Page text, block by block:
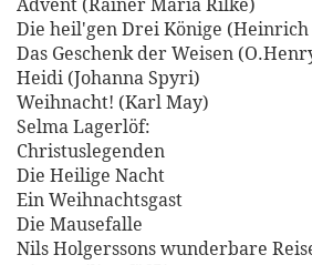
Advent (Rainer Maria Rilke)
Die heil'gen Drei Könige
Das Geschenk der Weisen
Heidi (Johanna Spyri)
Weihnacht! (Karl May)
Selma Lagerlöf:
Christuslegenden
Die Heilige Nacht
Ein Weihnachtsgast
Die Mausefalle
Nils Holgerssons wunderbare